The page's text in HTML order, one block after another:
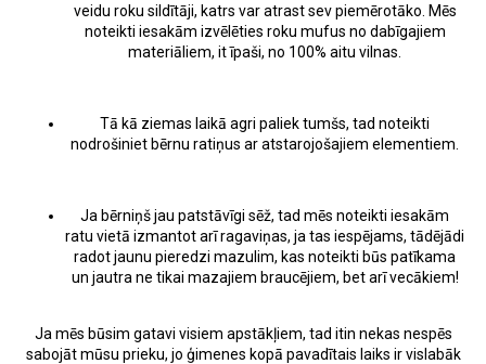
veidu roku sildītāji, katrs var atrast sev piemērotāko. Mēs
noteikti iesakām izvēlēties roku mufus no dabīgajiem
materiāliem, it īpaši, no 100% aitu vilnas.
Tā kā ziemas laikā agri paliek tumšs, tad noteikti
nodrošiniet bērnu ratiņus ar atstarojošajiem elementiem.
Ja bērniņš jau patstāvīgi sēž, tad mēs noteikti iesakām
ratu vietā izmantot arī ragaviņas, ja tas iespējams, tādējādi
radot jaunu pieredzi mazulim, kas noteikti būs patīkama
un jautra ne tikai mazajiem braucējiem, bet arī vecākiem!
Ja mēs būsim gatavi visiem apstākļiem, tad itin nekas nespēs
sabojāt mūsu prieku, jo ģimenes kopā pavadītais laiks ir vislabāk